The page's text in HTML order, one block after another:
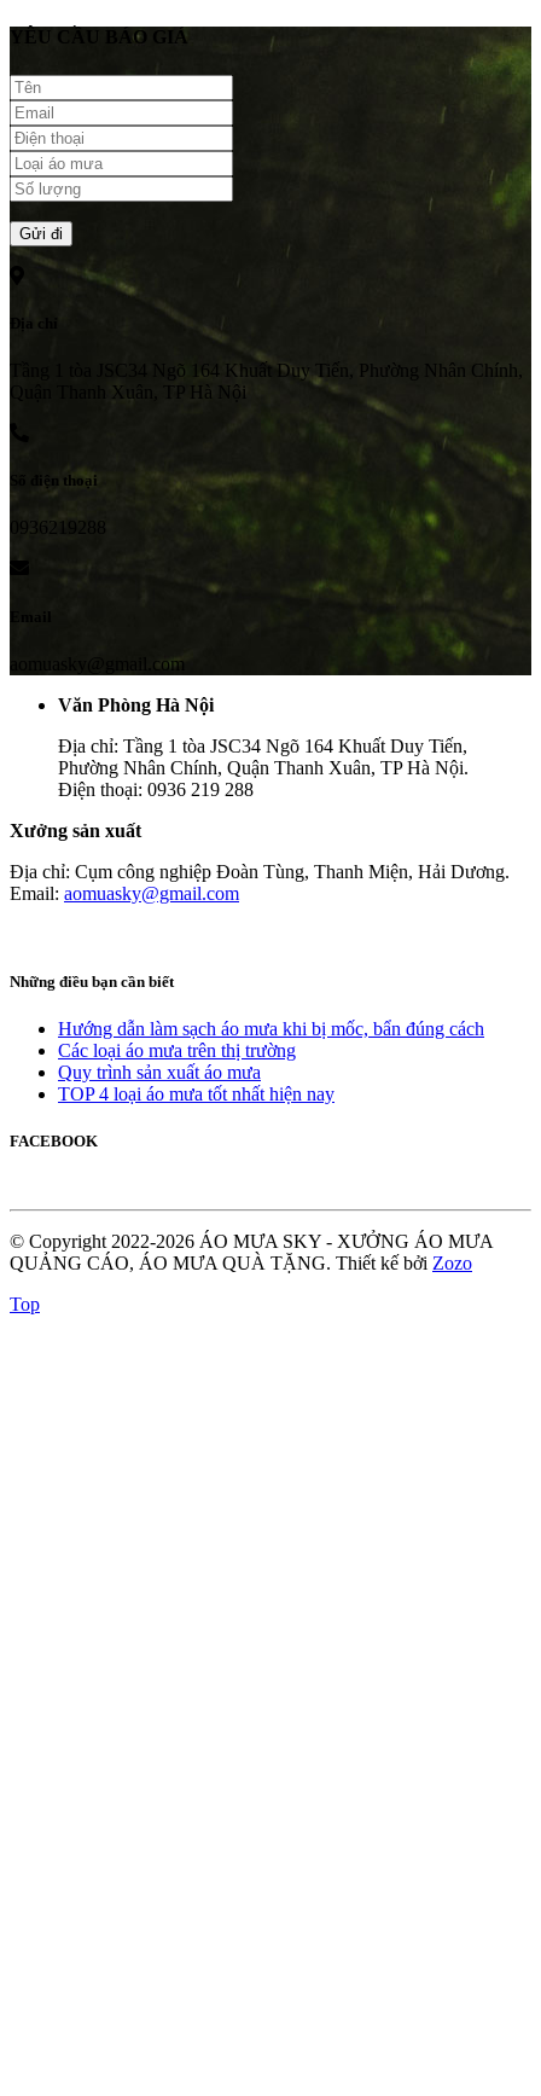
YÊU CẦU BÁO GIÁ
Địa chỉ
Tầng 1 tòa JSC34 Ngõ 164 Khuất Duy Tiến, Phường Nhân Chính,
Quận Thanh Xuân, TP Hà Nội
Số điện thoại
0936219288
Email
aomuasky@gmail.com
Văn Phòng Hà Nội
Địa chỉ: Tầng 1 tòa JSC34 Ngõ 164 Khuất Duy Tiến,
Phường Nhân Chính, Quận Thanh Xuân, TP Hà Nội.
Điện thoại: 0936 219 288
Xưởng sản xuất
Địa chỉ: Cụm công nghiệp Đoàn Tùng, Thanh Miện, Hải Dương.
Email: aomuasky@gmail.com
Những điều bạn cần biết
Hướng dẫn làm sạch áo mưa khi bị mốc, bẩn đúng cách
Các loại áo mưa trên thị trường
Quy trình sản xuất áo mưa
TOP 4 loại áo mưa tốt nhất hiện nay
FACEBOOK
© Copyright 2022-2026 ÁO MƯA SKY - XƯỞNG ÁO MƯA
QUẢNG CÁO, ÁO MƯA QUÀ TẶNG. Thiết kế bởi Zozo
Top